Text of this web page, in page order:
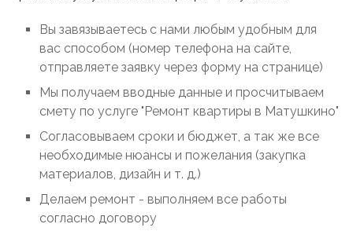
Вы завязываетесь с нами любым удобным для
вас способом (номер телефона на сайте,
отправляете заявку через форму на странице)
Мы получаем вводные данные и просчитываем
смету по услуге "Ремонт квартиры в Матушкино"
Согласовываем сроки и бюджет, а так же все
необходимые нюансы и пожелания (закупка
материалов, дизайн и т. д.)
Делаем ремонт - выполняем все работы
согласно договору